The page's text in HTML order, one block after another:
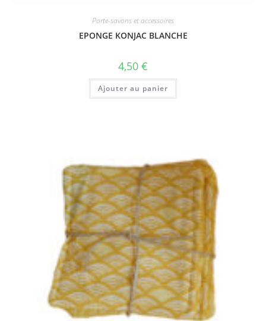
Porte-savons et accessoires
EPONGE KONJAC BLANCHE
4,50 €
Ajouter au panier